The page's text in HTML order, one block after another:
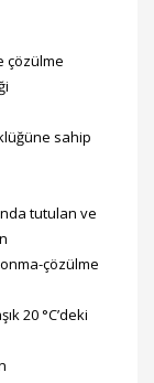
çözülme
sahip
tutulan ve
çözülme
20 °C’deki